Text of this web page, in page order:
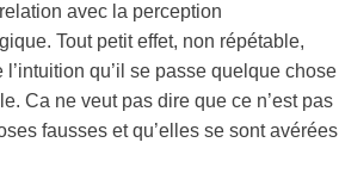
avec la perception
Tout petit effet, non répétable,
qu’il se passe quelque chose
Ca ne veut pas dire que ce n’est pas
fausses et qu’elles se sont avérées